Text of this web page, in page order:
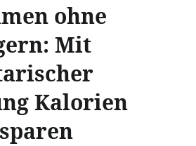
ohne
Mit
Kalorien